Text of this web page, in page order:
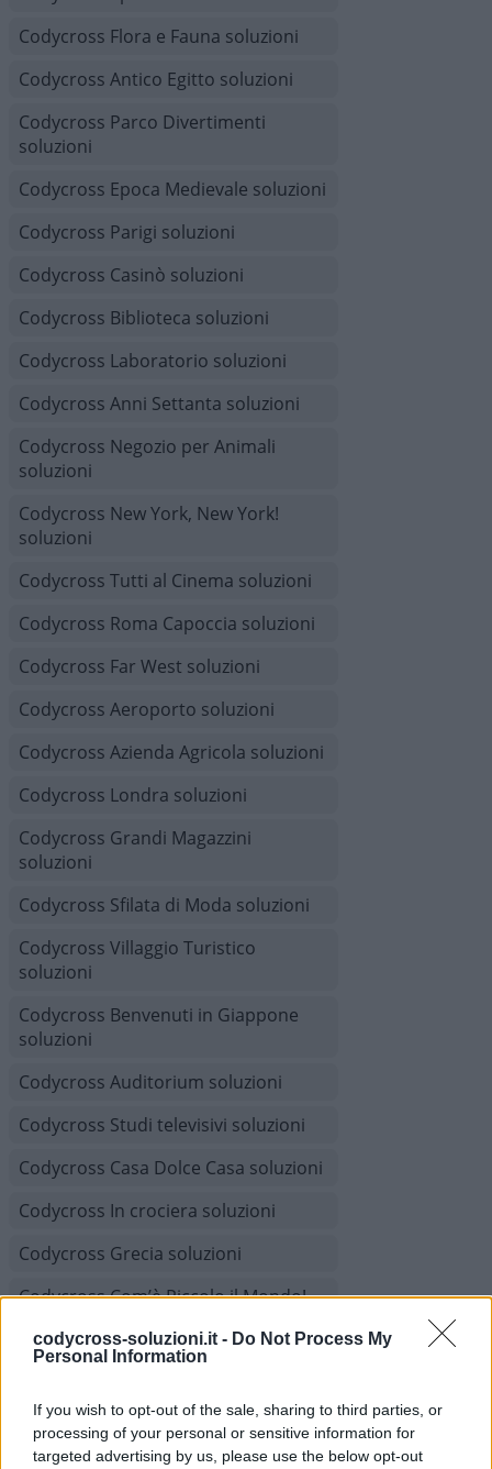
codycross-soluzioni.it - Do Not Process My
Personal Information
If you wish to opt-out of the sale, sharing to third parties, or
processing of your personal or sensitive information for
targeted advertising by us, please use the below opt-out
Codycross Flora e Fauna soluzioni
Codycross Antico Egitto soluzioni
Codycross Parco Divertimenti
soluzioni
Codycross Epoca Medievale soluzioni
Codycross Parigi soluzioni
Codycross Casinò soluzioni
Codycross Biblioteca soluzioni
Codycross Laboratorio soluzioni
Codycross Anni Settanta soluzioni
Codycross Negozio per Animali
soluzioni
Codycross New York, New York!
soluzioni
Codycross Tutti al Cinema soluzioni
Codycross Roma Capoccia soluzioni
Codycross Far West soluzioni
Codycross Aeroporto soluzioni
Codycross Azienda Agricola soluzioni
Codycross Londra soluzioni
Codycross Grandi Magazzini
soluzioni
Codycross Sfilata di Moda soluzioni
Codycross Villaggio Turistico
soluzioni
Codycross Benvenuti in Giappone
soluzioni
Codycross Auditorium soluzioni
Codycross Studi televisivi soluzioni
Codycross Casa Dolce Casa soluzioni
Codycross In crociera soluzioni
Codycross Grecia soluzioni
Codycross Com’è Piccolo il Mondo!
Codycross Viaggio in Treno soluzioni
Codycross Museo d'Arte soluzioni
Codycross A tutta acqua soluzioni